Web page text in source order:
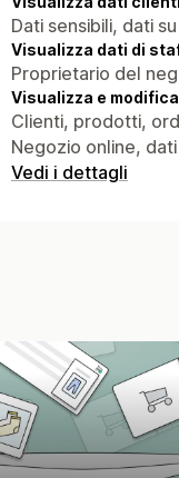
Dati sensibili, dati
Visualizza dati di
Proprietario del
Visualizza e
Clienti, prodotti,
Negozio online,
Vedi i dettagli